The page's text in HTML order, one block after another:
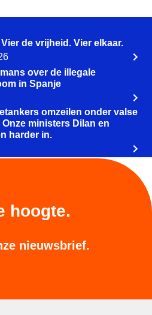
de vrijheid. Vier elkaar.
over de illegale
in Spanje
omzeilen onder valse
ministers Dilan en
harder in.
hoogte.
nieuwsbrief.